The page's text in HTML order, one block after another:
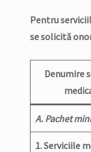
Pentru
se solicită
Denumire
A. Pachet
1. Serviciile